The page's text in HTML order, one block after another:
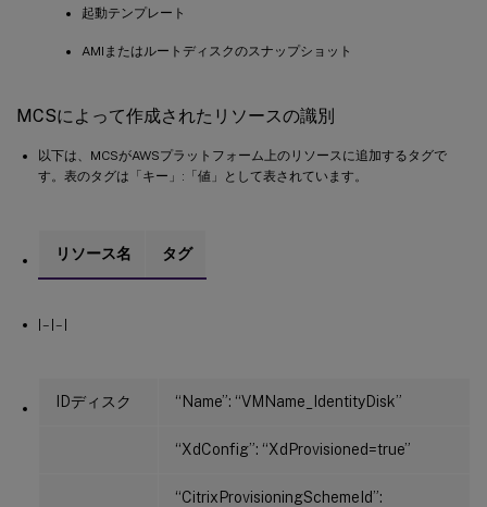
起動テンプレート
AMIまたはルートディスクのスナップショット
MCSによって作成されたリソースの識別
以下は、MCSがAWSプラットフォーム上のリソースに追加するタグで
す。表のタグは「キー」:「値」として表されています。
リソース名 タグ
| – | – |
IDディスク “Name”: “VMName_IdentityDisk”
“XdConfig”: “XdProvisioned=true”
“CitrixProvisioningSchemeId”: